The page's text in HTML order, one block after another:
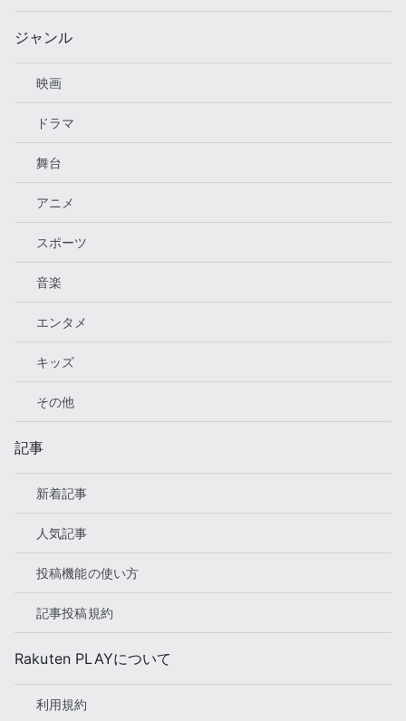
ジャンル
映画
ドラマ
舞台
アニメ
スポーツ
音楽
エンタメ
キッズ
その他
記事
新着記事
人気記事
投稿機能の使い方
記事投稿規約
Rakuten PLAYについて
利用規約